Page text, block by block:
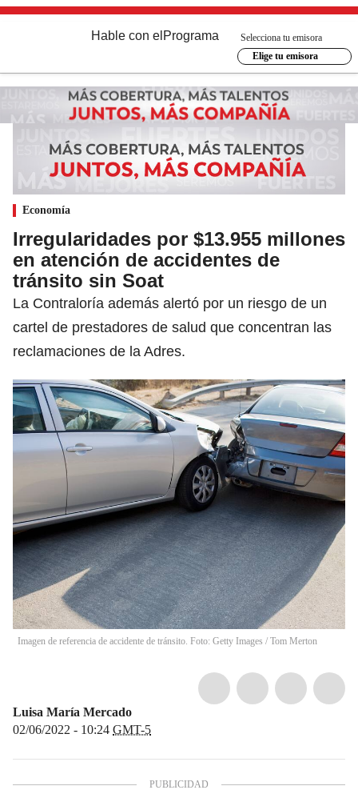
Hable con el Programa
Selecciona tu emisora
Elige tu emisora
Economía
Irregularidades por $13.955 millones
en atención de accidentes de
tránsito sin Soat
La Contraloría además alertó por un riesgo de un
cartel de prestadores de salud que concentran las
reclamaciones de la Adres.
Imagen de referencia de accidente de tránsito. Foto: Getty Images / Tom Merton
Luisa María Mercado
02/06/2022 - 10:24 GMT-5